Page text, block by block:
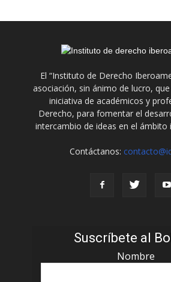
El “Instituto de Derecho
asociación, sin ánimo de lucro,
iniciativa de académicos y
Derecho, para fomentar el
intercambio de ideas en el ámbito
Contáctanos:
Suscríbete al
Nombre